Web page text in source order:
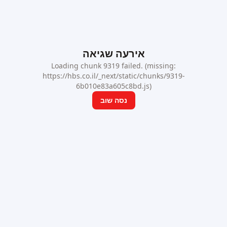
אירעה שגיאה
Loading chunk 9319 failed. (missing:
https://hbs.co.il/_next/static/chunks/9319-
6b010e83a605c8bd.js)